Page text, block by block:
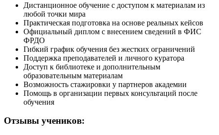
Дистанционное обучение с доступом к материалам из
любой точки мира
Практическая подготовка на основе реальных кейсов
Официальный диплом с внесением сведений в ФИС
ФРДО
Гибкий график обучения без жестких ограничений
Поддержка преподавателей и личного куратора
Доступ к библиотеке и дополнительным
образовательным материалам
Возможность стажировки у партнеров академии
Помощь в организации первых консультаций после
обучения
Отзывы учеников: